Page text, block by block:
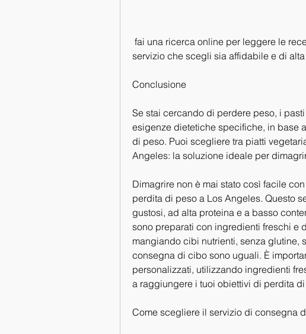
servizio che scegli sia affidabile e di
Conclusione
Se stai cercando di perdere peso, i
esigenze dietetiche specifiche, in base
di peso. Puoi scegliere tra piatti
Angeles: la soluzione ideale per
Dimagrire non è mai stato così facile
perdita di peso a Los Angeles. Questo
gustosi, ad alta proteina e a basso
sono preparati con ingredienti freschi e
mangiando cibi nutrienti, senza glutine,
consegna di cibo sono uguali. È
personalizzati, utilizzando ingredienti
a raggiungere i tuoi obiettivi di perdita
Come scegliere il servizio di consegna